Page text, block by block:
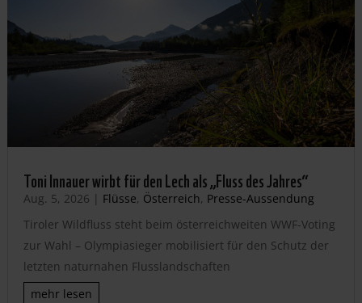
Toni Innauer wirbt für den Lech als „Fluss des Jahres“
Aug. 5, 2026 | Flüsse, Österreich, Presse-Aussendung
Tiroler Wildfluss steht beim österreichweiten WWF-Voting
zur Wahl – Olympiasieger mobilisiert für den Schutz der
letzten naturnahen Flusslandschaften
mehr lesen